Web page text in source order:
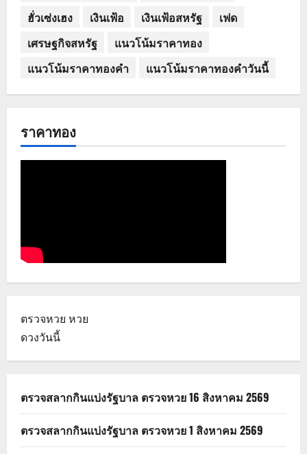
ฮั่วเซ่งเฮง
เงินเฟ้อ เงินเฟ้อสหรัฐ
เฟด
เศรษฐกิจสหรัฐ
แนวโน้มราคาทอง
แนวโน้มราคาทองคำ
แนวโน้มราคาทองคำวันนี้
ราคาทอง
ตรวจหวย หวย
ดวงวันนี้
ตรวจสลากกินแบ่งรัฐบาล ตรวจหวย 16 สิงหาคม 2569
ตรวจสลากกินแบ่งรัฐบาล ตรวจหวย 1 สิงหาคม 2569